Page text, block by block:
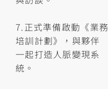
7.正式準備啟動《業務
培訓計劃》，與夥伴
一起打造人脈變現系
統。